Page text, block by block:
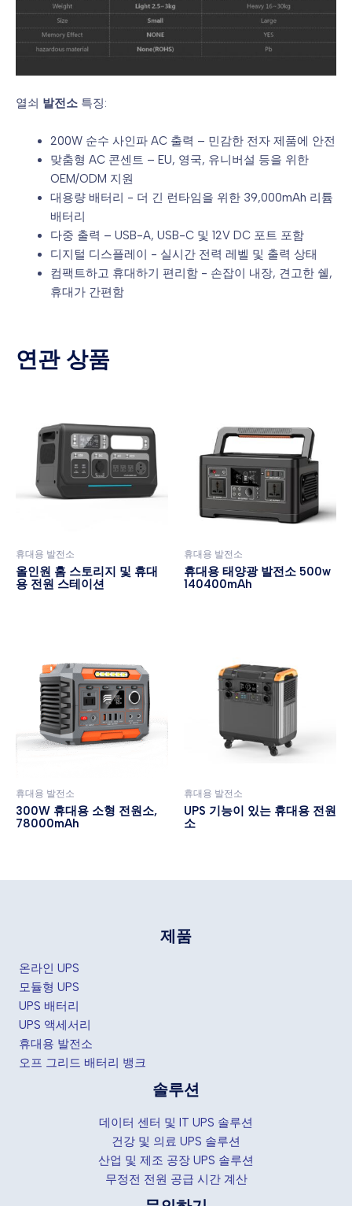
열쇠 발전소 특징:
200W 순수 사인파 AC 출력 – 민감한 전자 제품에 안전
맞춤형 AC 콘센트 – EU, 영국, 유니버설 등을 위한
OEM/ODM 지원
대용량 배터리 - 더 긴 런타임을 위한 39,000mAh 리튬
배터리
다중 출력 – USB-A, USB-C 및 12V DC 포트 포함
디지털 디스플레이 - 실시간 전력 레벨 및 출력 상태
컴팩트하고 휴대하기 편리함 - 손잡이 내장, 견고한 쉘,
휴대가 간편함
연관 상품
휴대용 발전소
올인원 홈 스토리지 및 휴대
용 전원 스테이션
휴대용 발전소
휴대용 태양광 발전소 500w
140400mAh
휴대용 발전소
300W 휴대용 소형 전원소,
78000mAh
휴대용 발전소
UPS 기능이 있는 휴대용 전원
소
제품
온라인 UPS
모듈형 UPS
UPS 배터리
UPS 액세서리
휴대용 발전소
오프 그리드 배터리 뱅크
솔루션
데이터 센터 및 IT UPS 솔루션
건강 및 의료 UPS 솔루션
산업 및 제조 공장 UPS 솔루션
무정전 전원 공급 시간 계산